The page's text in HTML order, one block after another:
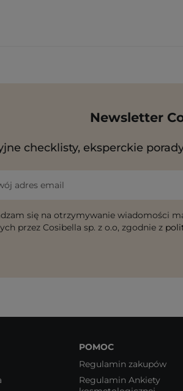
Newsletter
checklisty, eksperckie
adres email
się na otrzymywanie wiadomości
przez Cosibella sp. z o.o, zgodnie z
POMOC
Regulamin zakupów
Regulamin Ankiety